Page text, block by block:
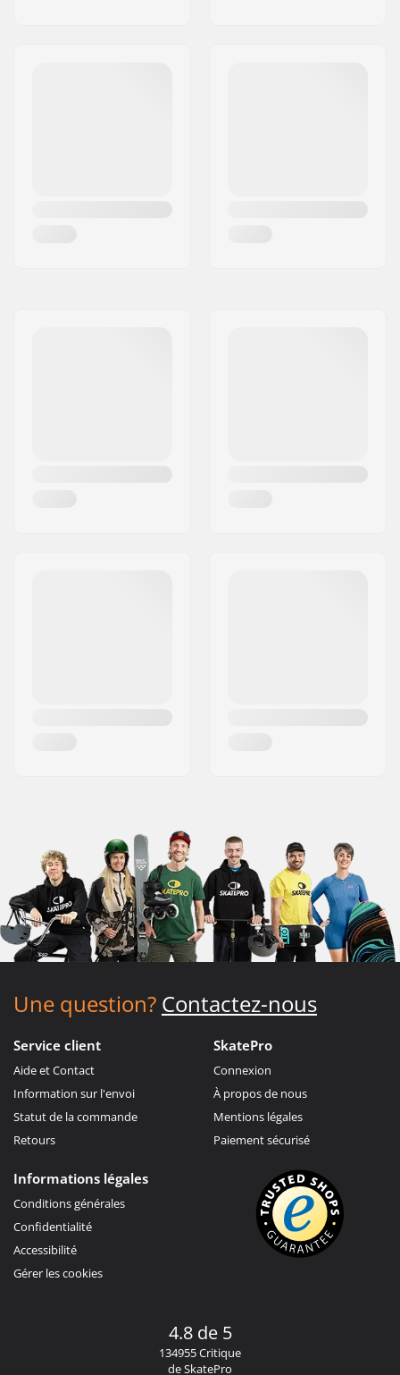
Une question? Contactez-nous
Service client
Aide et Contact
Information sur l'envoi
Statut de la commande
Retours
SkatePro
Connexion
À propos de nous
Mentions légales
Paiement sécurisé
Informations légales
Conditions générales
Confidentialité
Accessibilité
Gérer les cookies
4.8 de 5
134955 Critique
de SkatePro